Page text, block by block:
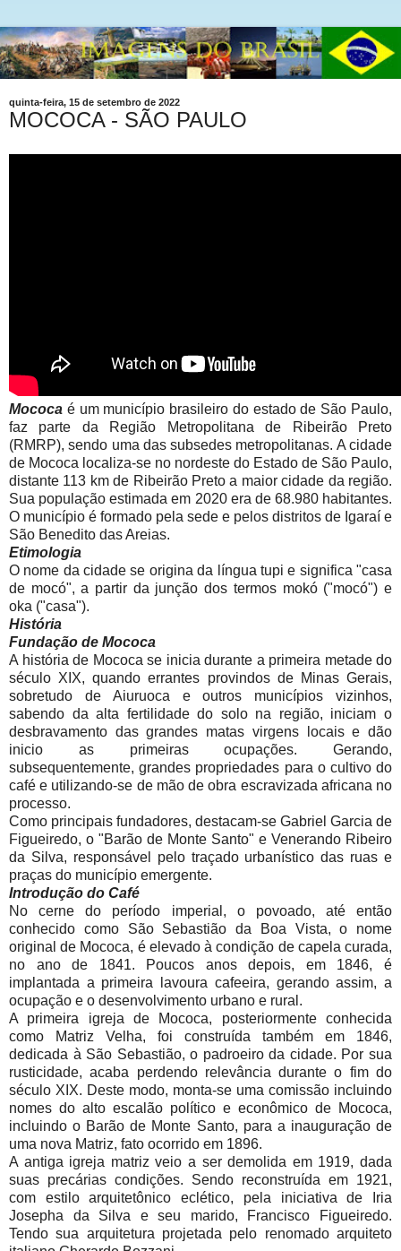
quinta-feira, 15 de setembro de 2022
MOCOCA - SÃO PAULO
Mococa é um município brasileiro do estado de São Paulo,
faz parte da Região Metropolitana de Ribeirão Preto
(RMRP), sendo uma das subsedes metropolitanas. A cidade
de Mococa localiza-se no nordeste do Estado de São Paulo,
distante 113 km de Ribeirão Preto a maior cidade da região.
Sua população estimada em 2020 era de 68.980 habitantes.
O município é formado pela sede e pelos distritos de Igaraí e
São Benedito das Areias.
Etimologia
O nome da cidade se origina da língua tupi e significa "casa
de mocó", a partir da junção dos termos mokó ("mocó") e
oka ("casa").
História
Fundação de Mococa
A história de Mococa se inicia durante a primeira metade do
século XIX, quando errantes provindos de Minas Gerais,
sobretudo de Aiuruoca e outros municípios vizinhos,
sabendo da alta fertilidade do solo na região, iniciam o
desbravamento das grandes matas virgens locais e dão
inicio as primeiras ocupações. Gerando,
subsequentemente, grandes propriedades para o cultivo do
café e utilizando-se de mão de obra escravizada africana no
processo.
Como principais fundadores, destacam-se Gabriel Garcia de
Figueiredo, o "Barão de Monte Santo" e Venerando Ribeiro
da Silva, responsável pelo traçado urbanístico das ruas e
praças do município emergente.
Introdução do Café
No cerne do período imperial, o povoado, até então
conhecido como São Sebastião da Boa Vista, o nome
original de Mococa, é elevado à condição de capela curada,
no ano de 1841. Poucos anos depois, em 1846, é
implantada a primeira lavoura cafeeira, gerando assim, a
ocupação e o desenvolvimento urbano e rural.
A primeira igreja de Mococa, posteriormente conhecida
como Matriz Velha, foi construída também em 1846,
dedicada à São Sebastião, o padroeiro da cidade. Por sua
rusticidade, acaba perdendo relevância durante o fim do
século XIX. Deste modo, monta-se uma comissão incluindo
nomes do alto escalão político e econômico de Mococa,
incluindo o Barão de Monte Santo, para a inauguração de
uma nova Matriz, fato ocorrido em 1896.
A antiga igreja matriz veio a ser demolida em 1919, dada
suas precárias condições. Sendo reconstruída em 1921,
com estilo arquitetônico eclético, pela iniciativa de Iria
Josepha da Silva e seu marido, Francisco Figueiredo.
Tendo sua arquitetura projetada pelo renomado arquiteto